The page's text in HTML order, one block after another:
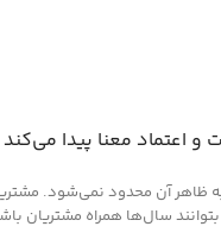
و اعتماد معنا پیدا می‌کند
ظاهر آن محدود نمی‌شود.
سال‌ها همراه مشتریان